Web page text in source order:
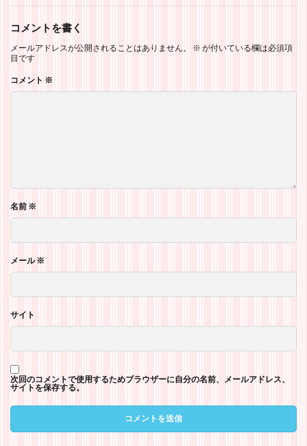
コメントを書く
メールアドレスが公開されることはありません。 ※ が付いている欄は必須項
目です
コメント ※
名前 ※
メール※
サイト
次回のコメントで使用するためブラウザーに自分の名前、メールアドレス、
サイトを保存する。